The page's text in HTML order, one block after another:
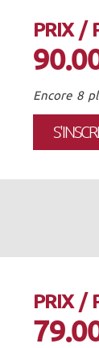
PRIX /
Encore 8
PRIX /